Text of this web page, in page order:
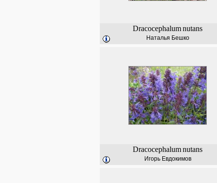
Dracocephalumnutans
Наталья Бешко
Dracocephalumnutans
Игорь Евдокимов